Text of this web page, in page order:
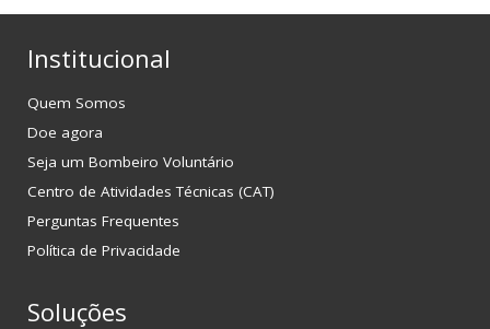
Institucional
Quem Somos
Doe agora
Seja um Bombeiro Voluntário
Centro de Atividades Técnicas (CAT)
Perguntas Frequentes
Política de Privacidade
Soluções